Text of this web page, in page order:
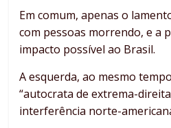
Em comum, apenas o
com pessoas morrendo, e a
impacto possível ao Brasil.
A esquerda, ao mesmo
“autocrata de extrema-
interferência norte-